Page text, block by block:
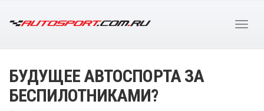
БУДУЩЕЕ АВТОСПОРТА ЗА
БЕСПИЛОТНИКАМИ?